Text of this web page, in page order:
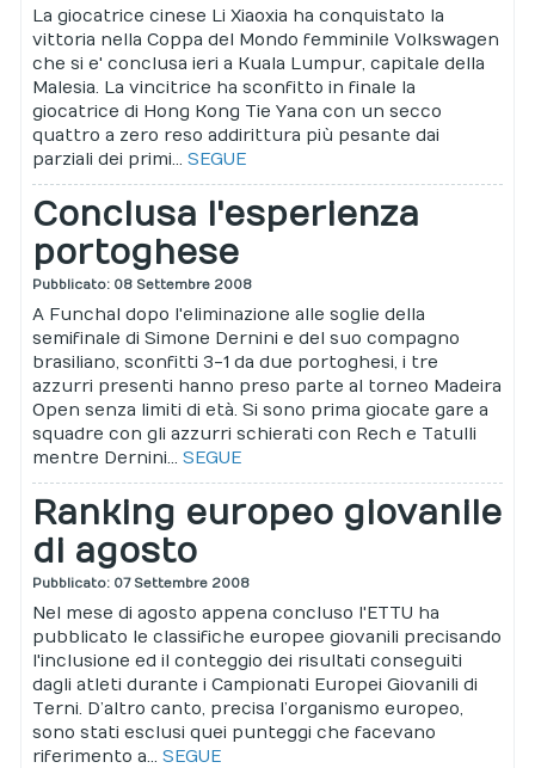
La giocatrice cinese Li Xiaoxia ha conquistato la
vittoria nella Coppa del Mondo femminile Volkswagen
che si e' conclusa ieri a Kuala Lumpur, capitale della
Malesia. La vincitrice ha sconfitto in finale la
giocatrice di Hong Kong Tie Yana con un secco
quattro a zero reso addirittura più pesante dai
parziali dei primi...SEGUE
Conclusa l'esperienza
portoghese
Pubblicato: 08 Settembre 2008
A Funchal dopo l'eliminazione alle soglie della
semifinale di Simone Dernini e del suo compagno
brasiliano, sconfitti 3-1 da due portoghesi, i tre
azzurri presenti hanno preso parte al torneo Madeira
Open senza limiti di età. Si sono prima giocate gare a
squadre con gli azzurri schierati con Rech e Tatulli
mentre Dernini...SEGUE
Ranking europeo giovanile
di agosto
Pubblicato: 07 Settembre 2008
Nel mese di agosto appena concluso l'ETTU ha
pubblicato le classifiche europee giovanili precisando
l'inclusione ed il conteggio dei risultati conseguiti
dagli atleti durante i Campionati Europei Giovanili di
Terni. D’altro canto, precisa l’organismo europeo,
sono stati esclusi quei punteggi che facevano
riferimento a...SEGUE